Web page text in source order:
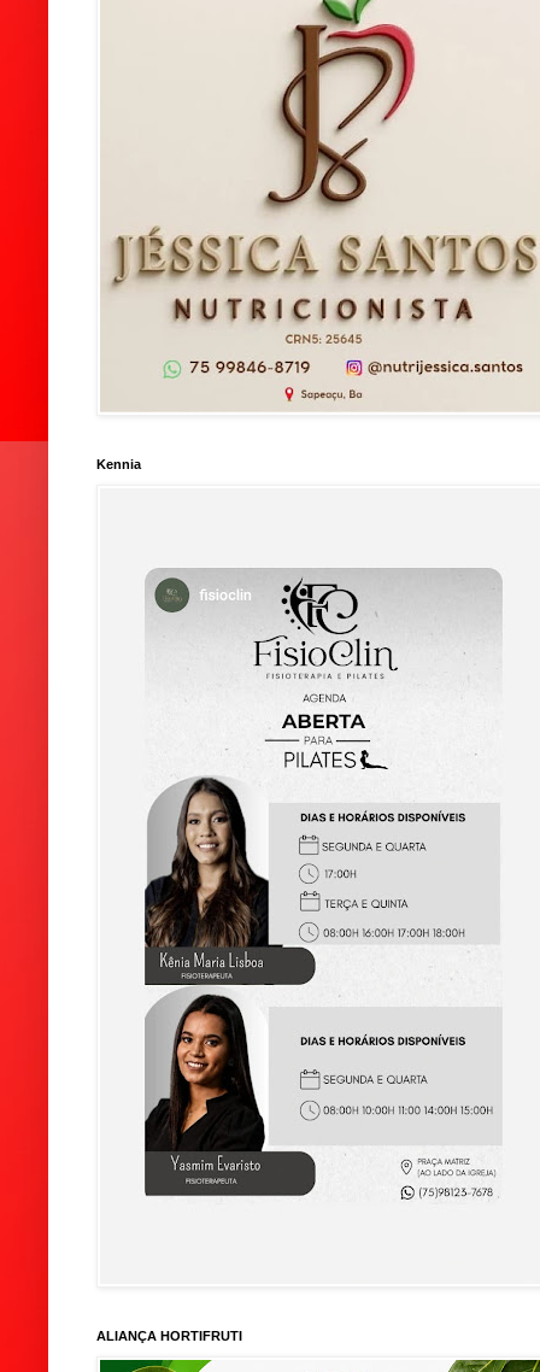
Kennia
ALIANÇA HORTIFRUTI